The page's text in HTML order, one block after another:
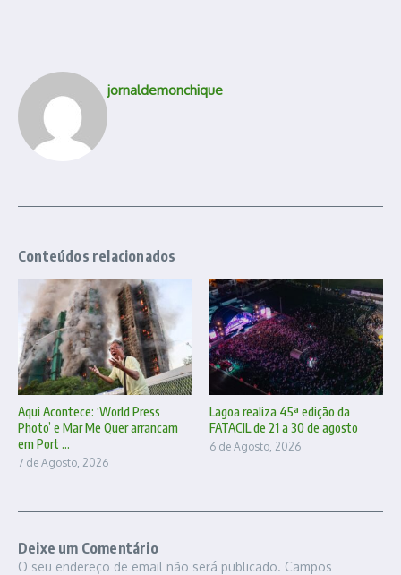
jornaldemonchique
Conteúdos relacionados
Aqui Acontece: ‘World Press
Photo’ e Mar Me Quer arrancam
em Port ...
7 de Agosto, 2026
Lagoa realiza 45ª edição da
FATACIL de 21 a 30 de agosto
6 de Agosto, 2026
Deixe um Comentário
O seu endereço de email não será publicado. Campos